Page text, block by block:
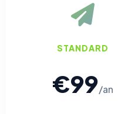
STANDARD
€99/an